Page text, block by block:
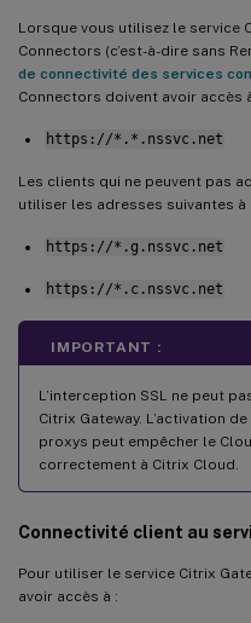
Lorsque vous utilisez le service
Connectors (c’est-à-dire sans
de connectivité des services
Connectors doivent avoir accès
https://*.*.nssvc.net
Les clients qui ne peuvent pas
utiliser les adresses suivantes à
https://*.g.nssvc.net
https://*.c.nssvc.net
IMPORTANT :
L’interception SSL ne peut
Citrix Gateway. L’activation
proxys peut empêcher le
correctement à Citrix Cloud.
Connectivité client au
Pour utiliser le service Citrix
avoir accès à :